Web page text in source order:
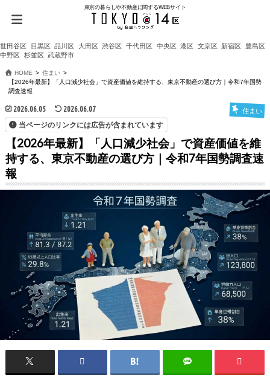
東京の暮らしや不動産に関するWEBサイト
世田谷区 目黒区 品川区 大田区 渋谷区 千代田区 中央区 港区 文京区 新宿区
豊島区
中野区 杉並区 武蔵野市
HOME
住まい
【2026年最新】「人口減少社会」で資産価値を維持する、東京不動産の選び方｜令和7年国勢
調査速報
2026.06.05 2026.06.07 住まい
当ページのリンクには広告が含まれています
【2026年最新】「人口減少社会」で資産価値を維
持する、東京不動産の選び方｜令和7年国勢調査速
報